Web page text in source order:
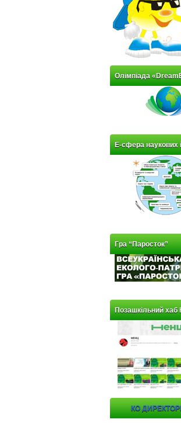
Олімпіада
Е-сфера наукових
Гра “Паросток”
Позашкільний
КО